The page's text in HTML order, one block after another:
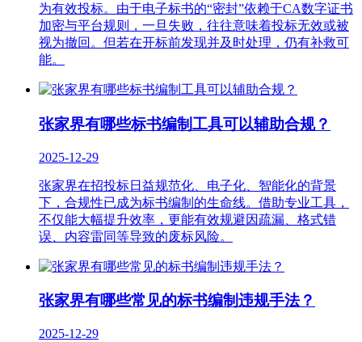
为有效投标。由于电子标书的“密封”依赖于CA数字证书
加密与平台规则，一旦失败，往往意味着投标无效或被
视为撤回。但若在开标前发现并及时处理，仍有补救可
能。
张家界有哪些标书编制工具可以辅助合规？
2025-12-29
张家界在招投标日益规范化、电子化、智能化的背景
下，合规性已成为标书编制的生命线。借助专业工具，
不仅能大幅提升效率，更能有效规避因疏漏、格式错
误、内容雷同等导致的废标风险。
张家界有哪些常见的标书编制违规手法？
2025-12-29